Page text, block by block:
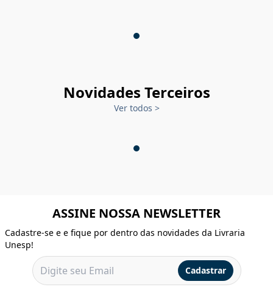
Novidades Terceiros
Ver todos >
ASSINE NOSSA NEWSLETTER
Cadastre-se e e fique por dentro das novidades da Livraria
Unesp!
Cadastrar